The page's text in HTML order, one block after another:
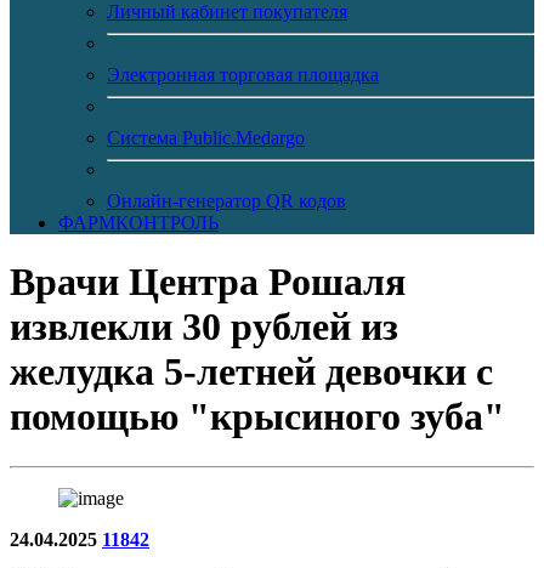
Личный кабинет покупателя
Электронная торговая площадка
Система Public.Medargo
Онлайн-генератор QR кодов
ФАРМКОНТРОЛЬ
Врачи Центра Рошаля
извлекли 30 рублей из
желудка 5-летней девочки с
помощью "крысиного зуба"
24.04.2025 11842